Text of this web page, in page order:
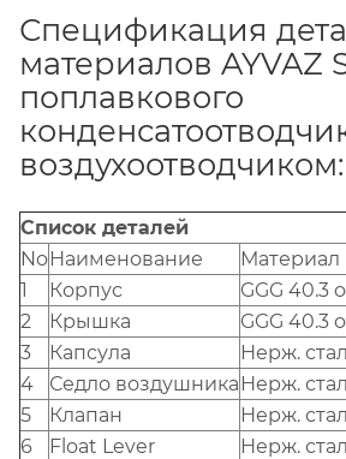
Спецификация
материалов AYVAZ
поплавкового
воздухоотводчиком:
Список деталей
NoНаименование
Материал
1
Корпус
GGG 40.3
2
Крышка
GGG 40.3
3
Капсула
Нерж.
4
Седло воздушника Нерж.
5
Клапан
Нерж.
6
Float Lever
Нерж.